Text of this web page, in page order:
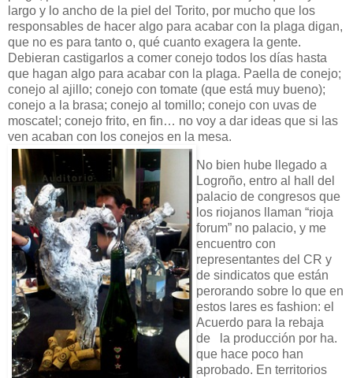
largo y lo ancho de la piel del Torito, por mucho que los
responsables de hacer algo para acabar con la plaga digan,
que no es para tanto o, qué cuanto exagera la gente.
Debieran castigarlos a comer conejo todos los días hasta
que hagan algo para acabar con la plaga. Paella de conejo;
conejo al ajillo; conejo con tomate (que está muy bueno);
conejo a la brasa; conejo al tomillo; conejo con uvas de
moscatel; conejo frito, en fin… no voy a dar ideas que si las
ven acaban con los conejos en la mesa.
No bien hube llegado a
Logroño, entro al hall del
palacio de congresos que
los riojanos llaman “rioja
forum” no palacio, y me
encuentro con
representantes del CR y
de sindicatos que están
perorando sobre lo que en
estos lares es fashion: el
Acuerdo para la rebaja
de la producción por ha.
que hace poco han
aprobado. En territorios